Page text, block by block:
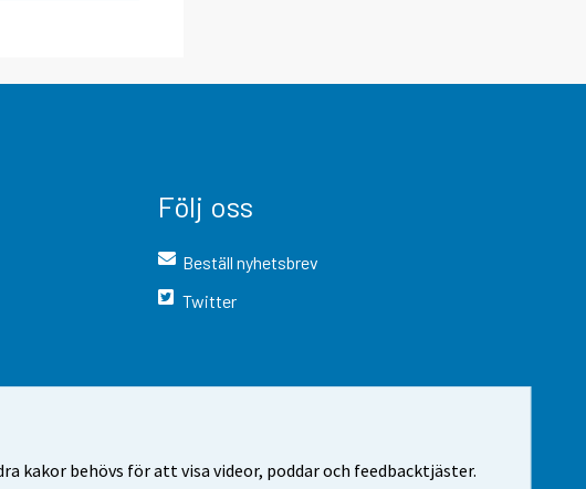
kakor behövs för att visa videor, poddar och feedbacktjäster.
Följ oss
Beställ nyhetsbrev
Twitter